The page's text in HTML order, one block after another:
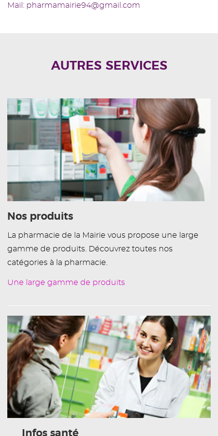
Mail: pharmamairie94@gmail.com
AUTRES SERVICES
Nos produits
La pharmacie de la Mairie vous propose une large
gamme de produits. Découvrez toutes nos
catégories à la pharmacie.
Une large gamme de produits
Infos santé